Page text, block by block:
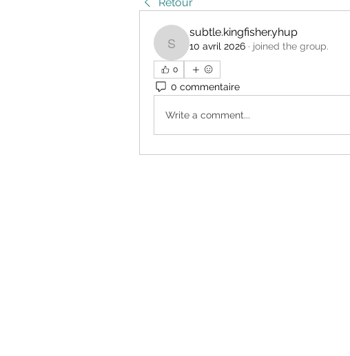
subtle.kingfisher.yhup
subtle.kingfisher.yhup
10 avril 2026 · joined the group.
0
0 commentaire
Write a comment...